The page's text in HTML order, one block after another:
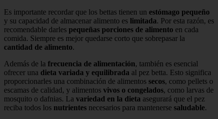
Es importante recordar que los bettas tienen un estómago pequeño
y su capacidad de almacenar alimento es limitada. Por esta razón, es
recomendable darles pequeñas porciones de alimento en cada
comida. Siempre es mejor quedarse corto que sobrepasar la
cantidad de alimento.
Además de la frecuencia de alimentación, también es esencial
ofrecer una dieta variada y equilibrada al pez betta. Esto significa
proporcionarles una combinación de alimentos secos, como pellets o
escamas de calidad, y alimentos vivos o congelados, como larvas de
mosquito o dafnias. La variedad en la dieta asegurará que el pez
reciba todos los nutrientes necesarios para mantenerse saludable.